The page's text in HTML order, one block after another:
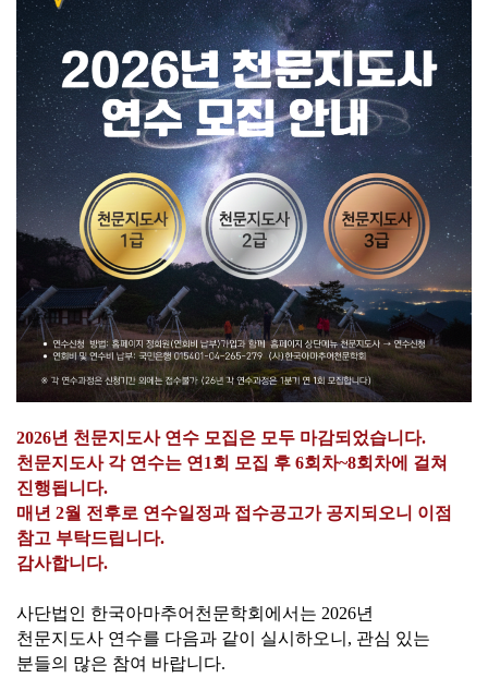
2026년 천문지도사 연수 모집은 모두 마감되었습니다.
천문지도사 각 연수는 연1회 모집 후 6회차~8회차에 걸쳐
진행됩니다.
매년 2월 전후로 연수일정과 접수공고가 공지되오니 이점
참고 부탁드립니다.
감사합니다.
사단법인 한국아마추어천문학회에서는 2026년
천문지도사 연수를 다음과 같이 실시하오니 , 관심 있는
분들의 많은 참여 바랍니다.